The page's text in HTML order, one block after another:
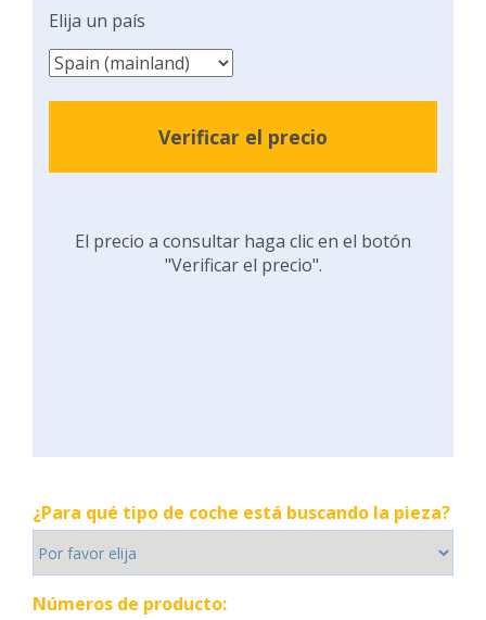
Elija un país
Verificar el precio
El precio a consultar haga clic en el botón
"Verificar el precio".
¿Para qué tipo de coche está buscando la pieza?
Números de producto: